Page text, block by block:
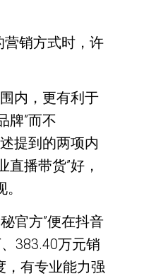
销方式时，许
内，更有利于
牌”而不
提到的两项内
播带货”好，
官方”便在抖音
383.40万元销
，有专业能力强